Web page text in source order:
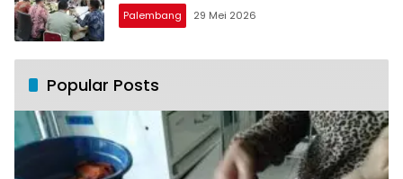
Palembang 29 Mei 2026
Popular Posts